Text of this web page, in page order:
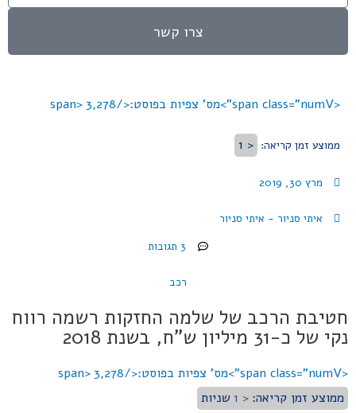
<span class="numV">מס' צפיות בפוסט:</span> 3,278
ממוצע זמן קריאה: < 1
מרץ 30, 2019
איתי סניור - איתי סניור
3 תגובות
רכב
חטיבת הרכב של שלמה החזקות רשמה רווח
נקי של כ-31 מיליון ש"ח, בשנת 2018
<span class="numV">מס' צפיות בפוסט:</span>
3,278
ממוצע זמן קריאה: < 1 שניות
צרו קשר